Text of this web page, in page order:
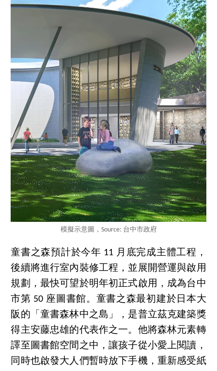
模擬示意圖，Source: 台中市政府
童書之森預計於今年 11 月底完成主體工程，
後續將進行室內裝修工程，並展開營運與啟用
規劃，最快可望於明年初正式啟用，成為台中
市第 50 座圖書館。童書之森最初建於日本大
阪的「童書森林中之島」，是普立茲克建築獎
得主安藤忠雄的代表作之一。他將森林元素轉
譯至圖書館空間之中，讓孩子從小愛上閱讀，
同時也啟發大人們暫時放下手機，重新感受紙